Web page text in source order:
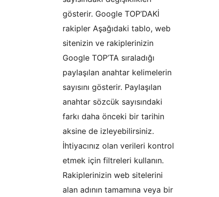
gösterir. Google TOP’DAKİ
rakipler Aşağıdaki tablo, web
sitenizin ve rakiplerinizin
Google TOP’TA sıraladığı
paylaşılan anahtar kelimelerin
sayısını gösterir. Paylaşılan
anahtar sözcük sayısındaki
farkı daha önceki bir tarihin
aksine de izleyebilirsiniz.
İhtiyacınız olan verileri kontrol
etmek için filtreleri kullanın.
Rakiplerinizin web sitelerini
alan adının tamamına veya bir